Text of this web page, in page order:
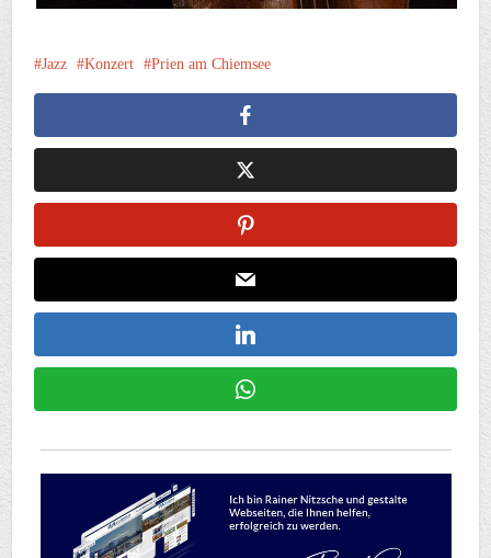
Jazz Konzert Prien am Chiemsee